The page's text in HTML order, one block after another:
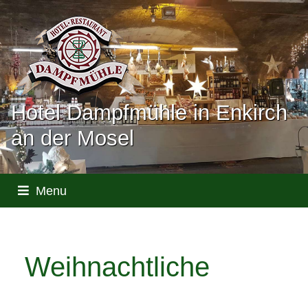
Hotel Dampfmühle in Enkirch
an der Mosel
Weihnachtliche
Provisionsfrei für uns - bester
Preis für Sie
Einfach & sicher buchen
Verfügbarkeiten & Preise sofort
ersichtlich*Sofortige
Buchungsbestätigung